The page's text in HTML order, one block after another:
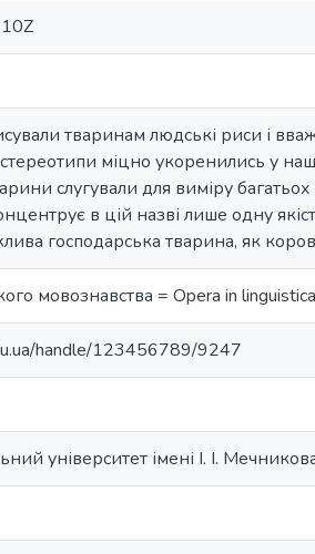
тваринам людські риси і
міцно укоренились у
слугували для виміру
в цій назві лише одну
господарська тварина, як
мовознавства = Opera in
handle/123456789/9247
університет імені І. І.